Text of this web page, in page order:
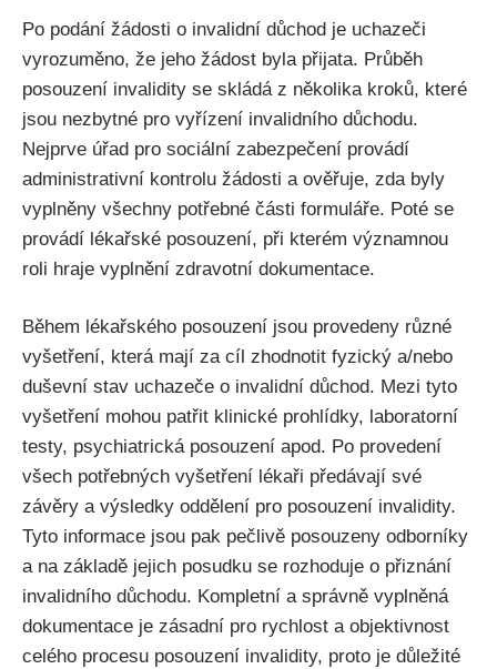
Po podání žádosti o invalidní důchod je uchazeči
vyrozuměno, že jeho žádost byla přijata. Průběh
posouzení invalidity se skládá z několika kroků, které
jsou nezbytné pro vyřízení invalidního důchodu.
Nejprve úřad pro sociální zabezpečení provádí
administrativní kontrolu žádosti a ověřuje, zda byly
vyplněny všechny potřebné části formuláře. Poté se
provádí lékařské posouzení, při kterém významnou
roli hraje vyplnění zdravotní dokumentace.
Během lékařského posouzení jsou provedeny různé
vyšetření, která mají za cíl zhodnotit fyzický a/nebo
duševní stav uchazeče o invalidní důchod. Mezi tyto
vyšetření mohou patřit klinické prohlídky, laboratorní
testy, psychiatrická posouzení apod. Po provedení
všech potřebných vyšetření lékaři předávají své
závěry a výsledky oddělení pro posouzení invalidity.
Tyto informace jsou pak pečlivě posouzeny odborníky
a na základě jejich posudku se rozhoduje o přiznání
invalidního důchodu. Kompletní a správně vyplněná
dokumentace je zásadní pro rychlost a objektivnost
celého procesu posouzení invalidity, proto je důležité